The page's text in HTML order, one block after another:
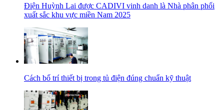
Điện Huỳnh Lai được CADIVI vinh danh là Nhà phân phối
xuất sắc khu vực miền Nam 2025
Cách bố trí thiết bị trong tủ điện đúng chuẩn kỹ thuật